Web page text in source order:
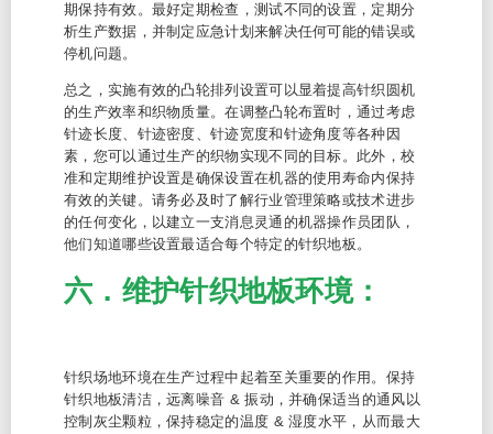
期保持有效。最好定期检查，测试不同的设置，定期分
析生产数据，并制定应急计划来解决任何可能的错误或
停机问题。
总之，实施有效的凸轮排列设置可以显着提高针织圆机
的生产效率和织物质量。在调整凸轮布置时，通过考虑
针迹长度、针迹密度、针迹宽度和针迹角度等各种因
素，您可以通过生产的织物实现不同的目标。此外，校
准和定期维护设置是确保设置在机器的使用寿命内保持
有效的关键。请务必及时了解行业管理策略或技术进步
的任何变化，以建立一支消息灵通的机器操作员团队，
他们知道哪些设置最适合每个特定的针织地板。
六．维护针织地板环境：
针织场地环境在生产过程中起着至关重要的作用。保持
针织地板清洁，远离噪音 & 振动，并确保适当的通风以
控制灰尘颗粒，保持稳定的温度 & 湿度水平，从而最大